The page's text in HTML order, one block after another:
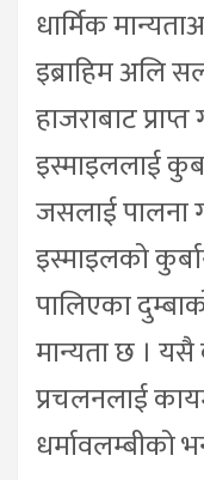
धार्मिक
इब्राहिम अलि
हाजराबाट
इस्माइललाई
जसलाई पालना
इस्माइलको
पालिएका
मान्यता छ । यसै
प्रचलनलाई
धर्मावलम्बीको